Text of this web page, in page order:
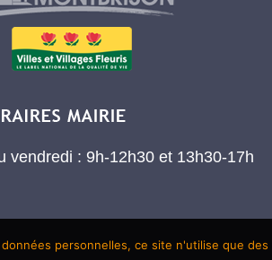
vendredi : 9h-12h30 et 13h30-17h
personnelles, ce site n'utilise que